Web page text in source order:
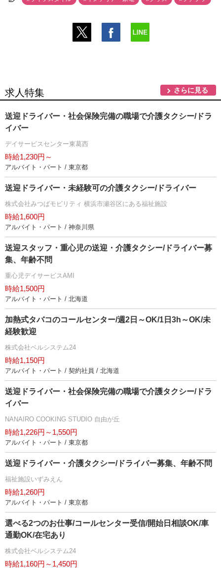
求人特集 さらに見る
送迎ドライバー・社会保険完備の職場で介護タクシー/ドラ
イバー
デイサービスセンター東葛西
時給1,230円～
アルバイト・パート / 東京都
送迎ドライバー・未経験可の介護タクシー/ドライバー
株式会社みつばモビリティ 横浜市瀬谷区にある福祉施設
時給1,600円
アルバイト・パート / 神奈川県
送迎スタッフ・重心児の送迎・介護タクシー/ドライバー募
集、年齢不問
重心児デイサービスAMI
時給1,500円
アルバイト・パート / 北海道
加熱式タバコのコールセンター/週2日～OK/1日3h～OK/未
経験歓迎
株式会社ベルシステム24
時給1,150円
アルバイト・パート / 契約社員 / 北海道
送迎ドライバー・社会保険完備の職場で介護タクシー/ドラ
イバー
NANAIRO COOKING STUDIO 自由が丘
時給1,226円～1,550円
アルバイト・パート / 東京都
送迎ドライバー・介護タクシー/ドライバー募集、年齢不問
福祉施設いずみえん
時給1,260円
アルバイト・パート / 東京都
選べる2つのお仕事/コールセンター受信/開始日相談OK/車
通勤OK/在宅あり
株式会社ベルシステム24
時給1,160円～1,450円